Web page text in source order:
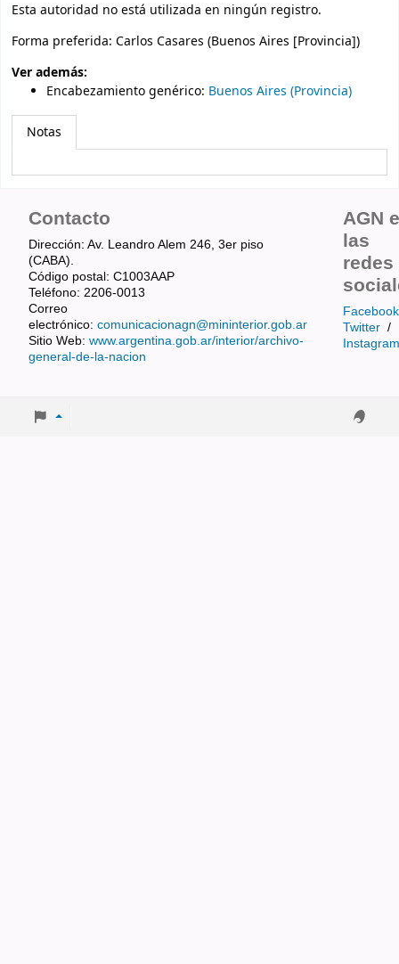
Esta autoridad no está utilizada en ningún registro.
Forma preferida: Carlos Casares (Buenos Aires [Provincia])
Ver además:
Encabezamiento genérico: Buenos Aires (Provincia)
Notas
Contacto
Dirección: Av. Leandro Alem 246, 3er piso
(CABA).
Código postal: C1003AAP
Teléfono: 2206-0013
Correo
electrónico: comunicacionagn@mininterior.gob.ar
Sitio Web: www.argentina.gob.ar/interior/archivo-
general-de-la-nacion
AGN
las
redes
Facebook
Twitter /
Instagram